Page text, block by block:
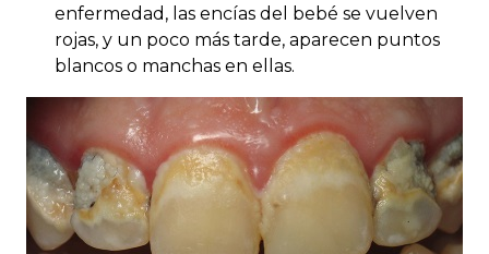
enfermedad, las encías del bebé se vuelven
rojas, y un poco más tarde, aparecen puntos
blancos o manchas en ellas.